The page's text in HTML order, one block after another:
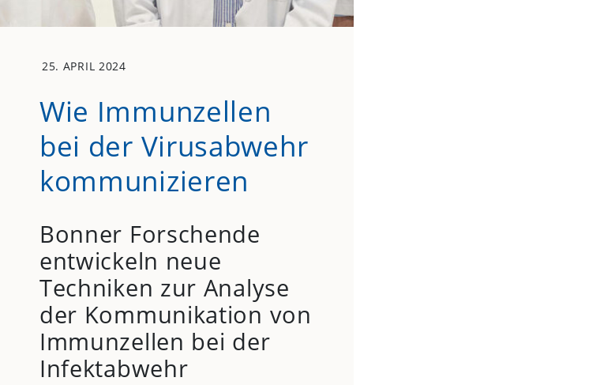
25. APRIL 2024
Wie Immunzellen
bei der Virusabwehr
kommunizieren
Bonner Forschende
entwickeln neue
Techniken zur Analyse
der Kommunikation von
Immunzellen bei der
Infektabwehr